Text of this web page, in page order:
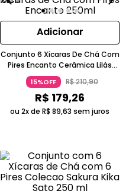
Adicionar
Conjunto 6 Xícaras De Chá Com
Pires Encanto Cerâmica Lilás
250ml
15%OFF R$210,90
R$ 179,26
ou 2x de R$ 89,63 sem juros